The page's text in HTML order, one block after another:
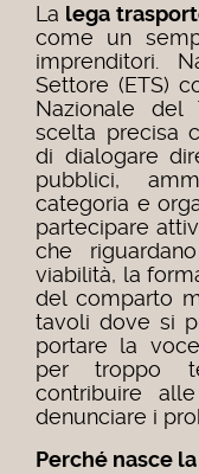
La lega
come un
imprenditori.
Settore (ETS)
Nazionale del
scelta precisa
di dialogare
pubblici,
categoria e
partecipare
che
viabilità, la
del comparto
tavoli dove si
portare la
per troppo
contribuire
denunciare i
Perché nasce